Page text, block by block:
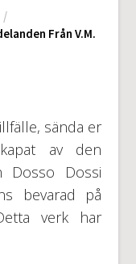
Från V.M.
sända er
av den
Dosso Dossi
bevarad på
verk har